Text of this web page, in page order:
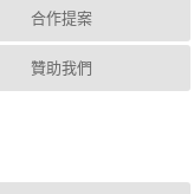
合作提案
贊助我們